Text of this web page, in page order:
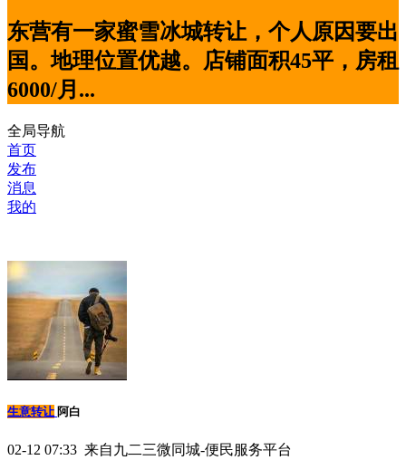
东营有一家蜜雪冰城转让，个人原因要出
国。地理位置优越。店铺面积45平，房租
6000/月...
全局导航
首页
发布
消息
我的
生意转让 阿白
02-12 07:33 来自九二三微同城-便民服务平台